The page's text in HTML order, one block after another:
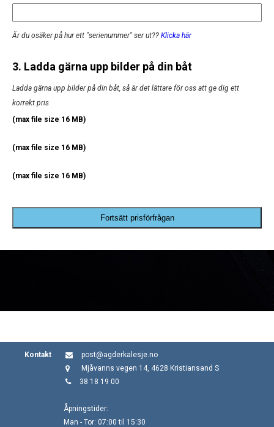
Är du osäker på hur ett "serienummer" ser ut?? Klicka här
3. Ladda gärna upp bilder på din båt
Ladda gärna upp bilder på din båt, så är det lättare för oss att ge dig ett
korrekt pris
(max file size 16 MB)
(max file size 16 MB)
(max file size 16 MB)
Fortsätt prisförfrågan
Kontakt
post@agderkalesje.no
Mjåvanns vegen 14, 4628 Kristiansand S
38 18 19 00
Åpningstider:
Man - Tor: 07:00 til 15:30